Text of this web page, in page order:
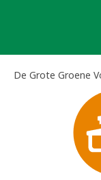
De Grote Groene